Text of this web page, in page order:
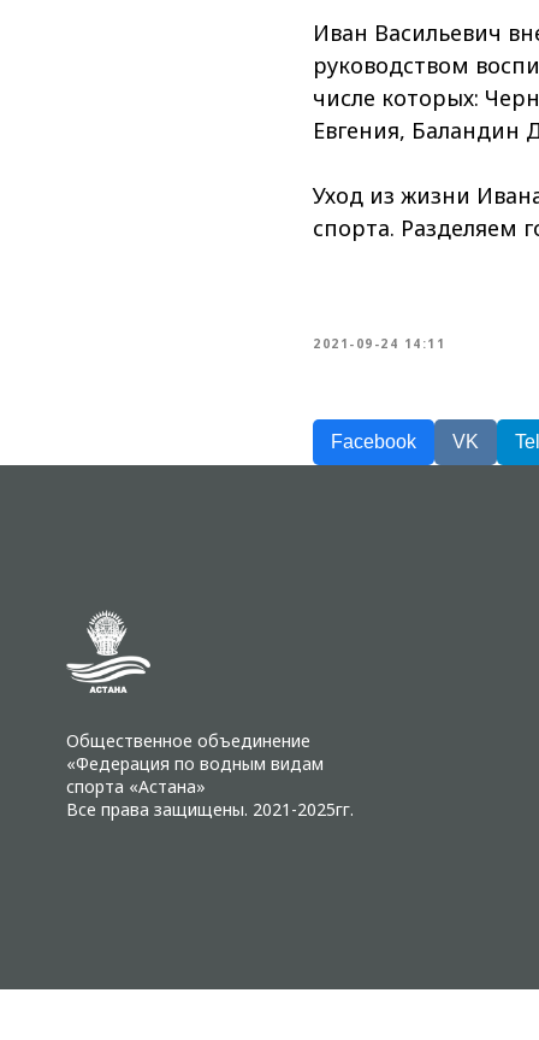
Иван Васильевич
руководством
числе которых:
Евгения, Баландин
Уход из жизни
спорта. Разделяем
2021-09-24 14:11
Facebook VK
Общественное объединение
«Федерация по водным видам
спорта «Астана»
Все права защищены. 2021-2025гг.